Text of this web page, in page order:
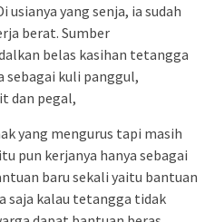
usianya yang senja, ia sudah
berat. Sumber
belas kasihan tetangga
sebagai kuli panggul,
dan pegal,
yang mengurus tapi masih
pun kerjanya hanya sebagai
baru sekali yaitu bantuan
saja kalau tetangga tidak